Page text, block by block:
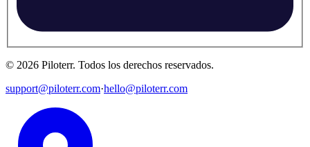
© 2026 Piloterr. Todos los derechos reservados.
support@piloterr.com·hello@piloterr.com